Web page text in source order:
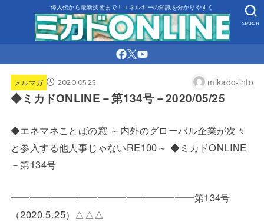
偉人伝から最新技術まで！エネルギーの知識を分かりやすく
SEARCH
メルマガ 2020.05.25 mikado-info
◆ミカドONLINE－第134号－2020/05/25
◆エネマネことばの窓 ～内外のグローバル企業が次々
と参入する他人事じゃないRE100～ ◆ミカドONLINE
－第134号
━━━━━━━━━━━━━━━━━━━第134号
（2020.5.25）△△△